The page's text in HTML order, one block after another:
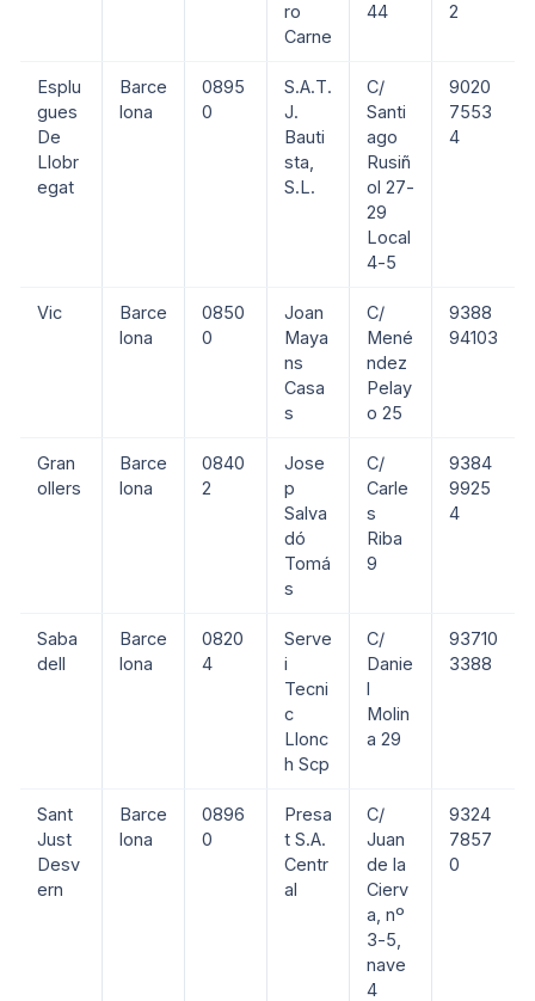
ro
Carne
44
2
Esplu
gues
De
Llobr
egat
Barce
lona
0895
0
S.A.T.
J.
Bauti
sta,
S.L.
C/
Santi
ago
Rusiñ
ol 27-
29
Local
4-5
9020
7553
4
Vic
Barce
lona
0850
0
Joan
Maya
ns
Casa
s
C/
Mené
ndez
Pelay
o 25
9388
94103
Gran
ollers
Barce
lona
0840
2
Jose
p
Salva
dó
Tomá
s
C/
Carle
s
Riba
9
9384
9925
4
Saba
dell
Barce
lona
0820
4
Serve
i
Tecni
c
Llonc
h Scp
C/
Danie
l
Molin
a 29
93710
3388
Sant
Just
Desv
ern
Barce
lona
0896
0
Presa
t S.A.
Centr
al
C/
Juan
de la
Cierv
a, nº
3-5,
nave
4
9324
7857
0